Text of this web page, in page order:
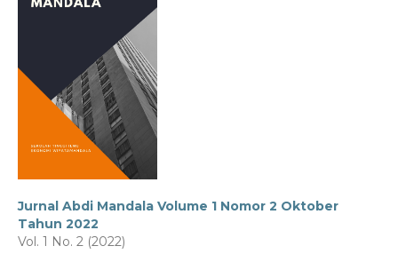
Jurnal Abdi Mandala Volume 1 Nomor 2 Oktober
Tahun 2022
Vol. 1 No. 2 (2022)